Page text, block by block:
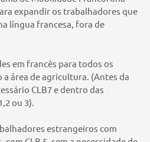
expandir os trabalhadores que
língua francesa, fora de
em francês para todos os
a área de agricultura. (Antes da
CLB7 e dentro das
ou 3).
estrangeiros com